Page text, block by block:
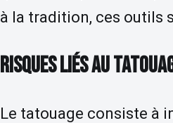
à la tradition, ces outils
RISQUES LIÉS AU
Le tatouage consiste à